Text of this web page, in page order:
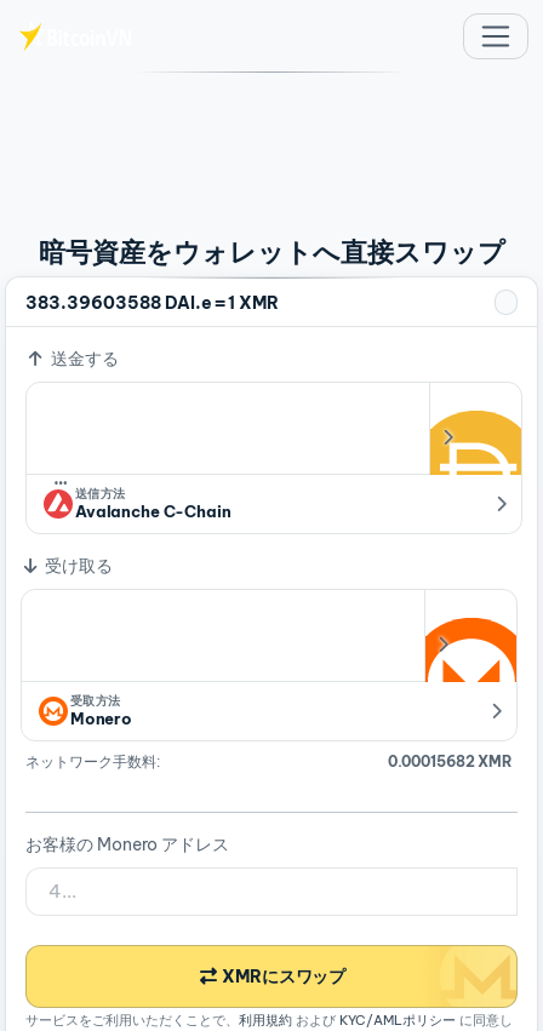
暗号資産をウォレットへ直接スワップ
383.39603588 DAI.e=1 XMR
送金する
…
送信方法
Avalanche C-Chain
受け取る
受取方法
Monero
ネットワーク手数料: 0.00015682 XMR
お客様の Monero アドレス
XMRにスワップ
サービスをご利用いただくことで、 利用規約 および KYC/AMLポリシー に同意し